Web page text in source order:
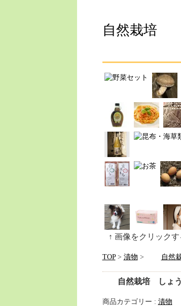
自然栽培
↑ 画像をクリック
TOP> 漬物 > 自然
自然栽培 しょ
商品カテゴリー : 漬物